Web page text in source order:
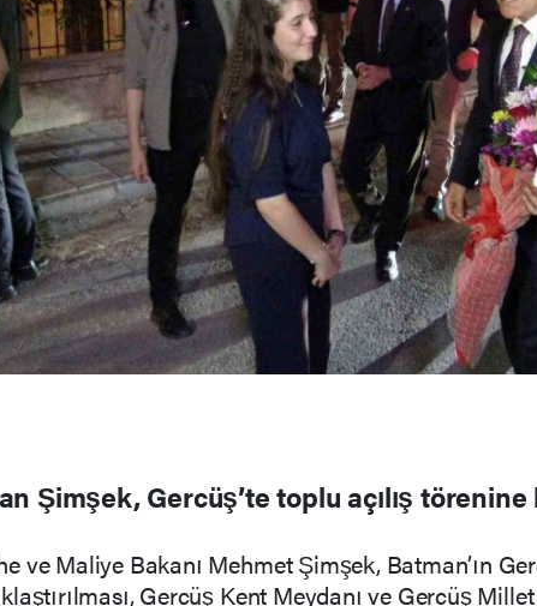
Şimşek, Gercüş’te toplu açılış törenine
ve Maliye Bakanı Mehmet Şimşek, Batman’ın
Gercüş Kent Meydanı ve Gercüş